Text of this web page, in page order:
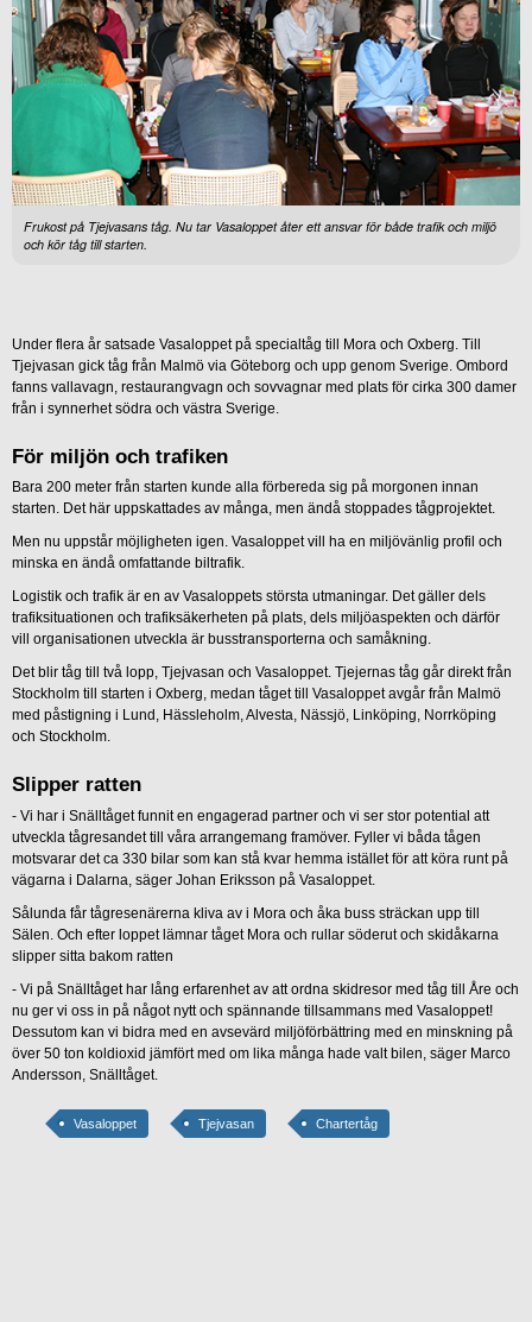
Frukost på Tjejvasans tåg. Nu tar Vasaloppet åter ett ansvar för både trafik och miljö
och kör tåg till starten.
Under flera år satsade Vasaloppet på specialtåg till Mora och Oxberg. Till
Tjejvasan gick tåg från Malmö via Göteborg och upp genom Sverige. Ombord
fanns vallavagn, restaurangvagn och sovvagnar med plats för cirka 300 damer
från i synnerhet södra och västra Sverige.
För miljön och trafiken
Bara 200 meter från starten kunde alla förbereda sig på morgonen innan
starten. Det här uppskattades av många, men ändå stoppades tågprojektet.
Men nu uppstår möjligheten igen. Vasaloppet vill ha en miljövänlig profil och
minska en ändå omfattande biltrafik.
Logistik och trafik är en av Vasaloppets största utmaningar. Det gäller dels
trafiksituationen och trafiksäkerheten på plats, dels miljöaspekten och därför
vill organisationen utveckla är busstransporterna och samåkning.
Det blir tåg till två lopp, Tjejvasan och Vasaloppet. Tjejernas tåg går direkt från
Stockholm till starten i Oxberg, medan tåget till Vasaloppet avgår från Malmö
med påstigning i Lund, Hässleholm, Alvesta, Nässjö, Linköping, Norrköping
och Stockholm.
Slipper ratten
- Vi har i Snälltåget funnit en engagerad partner och vi ser stor potential att
utveckla tågresandet till våra arrangemang framöver. Fyller vi båda tågen
motsvarar det ca 330 bilar som kan stå kvar hemma istället för att köra runt på
vägarna i Dalarna, säger Johan Eriksson på Vasaloppet.
Sålunda får tågresenärerna kliva av i Mora och åka buss sträckan upp till
Sälen. Och efter loppet lämnar tåget Mora och rullar söderut och skidåkarna
slipper sitta bakom ratten
- Vi på Snälltåget har lång erfarenhet av att ordna skidresor med tåg till Åre och
nu ger vi oss in på något nytt och spännande tillsammans med Vasaloppet!
Dessutom kan vi bidra med en avsevärd miljöförbättring med en minskning på
över 50 ton koldioxid jämfört med om lika många hade valt bilen, säger Marco
Andersson, Snälltåget.
Vasaloppet Tjejvasan Chartertåg